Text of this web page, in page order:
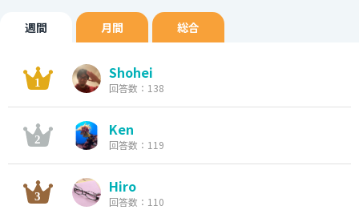
週間 月間 総合
Shohei
回答数：138
Ken
回答数：119
Hiro
回答数：110